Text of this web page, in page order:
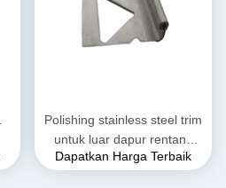
Polishing stainless steel trim
untuk luar dapur rentang
Hood 304 L Profil
Dapatkan Harga Terbaik